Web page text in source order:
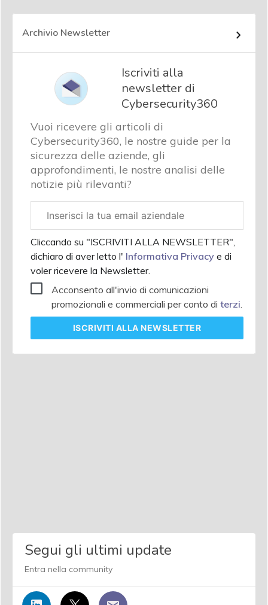
Archivio Newsletter
Iscriviti alla
newsletter di
Cybersecurity360
Vuoi ricevere gli articoli di
Cybersecurity360, le nostre guide per la
sicurezza delle aziende, gli
approfondimenti, le nostre analisi delle
notizie più rilevanti?
aziendale
Cliccando su "ISCRIVITI ALLA NEWSLETTER",
dichiaro di aver letto l' Informativa Privacy e di
voler ricevere la Newsletter.
Acconsento all'invio di comunicazioni
promozionali e commerciali per conto di terzi.
ISCRIVITI ALLA NEWSLETTER
Segui gli ultimi update
Entra nella community